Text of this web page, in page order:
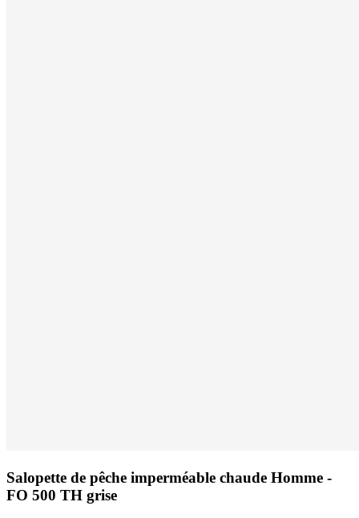
Salopette de pêche imperméable chaude Homme -
FO 500 TH grise